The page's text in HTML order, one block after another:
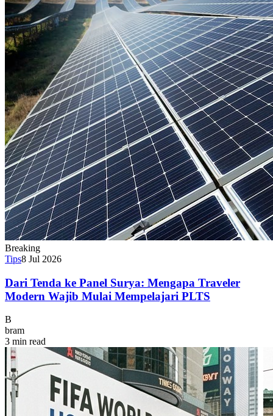
Breaking
Tips8 Jul 2026
Dari Tenda ke Panel Surya: Mengapa Traveler
Modern Wajib Mulai Mempelajari PLTS
B
bram
3 min read